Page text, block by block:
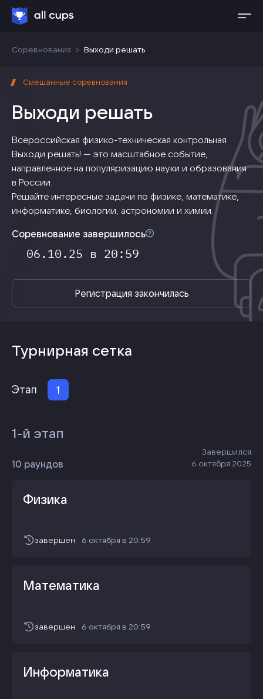
Соревнования Выходи решать
Смешанные соревнования
Выходи решать
Всероссийская физико-техническая контрольная
Выходи решать! — это масштабное событие,
направленное на популяризацию науки и образования
в России.
Решайте интересные задачи по физике, математике,
информатике, биологии, астрономии и химии.
Получите ценные призы от организаторов и узнайте
своё место в общем рейтинге. Контрольная доступна
для всех!
Регистрация закончилась
Соревнование завершилось
06.10.25 в 20:59
Турнирная сетка
Этап 1
1-й этап
10 раундов
Завершился
6 октября 2025
Физика
завершен 6 октября в 20:59
Математика
завершен 6 октября в 20:59
Информатика